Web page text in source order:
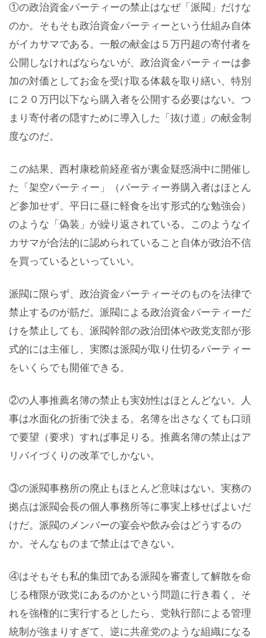
①の政治資金パーティーの禁止はなぜ「派閥」だけな
のか。そもそも政治資金パーティーという仕組み自体
がイカサマである。一般の献金は５万円超の寄付者を
公開しなければならないが、政治資金パーティーは参
加の対価としてお金を受け取る体裁を取り繕い、特別
に２０万円以下なら購入者を公開する必要はない。つ
まり寄付者の隠すために導入した「抜け道」の献金制
度なのだ。
この結果、西村康稔前経産省が裏金疑惑渦中に開催し
た「架空パーティー」（パーティー券購入者はほとん
ど参加せず、平日に昼に軽食を出す形式的な勉強会）
のような「偽装」が繰り返されている。このようなイ
カサマが合法的に認められていること自体が政治不信
を買っているといっていい。
派閥に限らず、政治資金パーティーそのものを法律で
禁止するのが筋だ。派閥による政治資金パーティーだ
けを禁止しても、派閥幹部の政治団体や政党支部が形
式的には主催し、実際は派閥が取り仕切るパーティー
をいくらでも開催できる。
②の人事推薦名簿の禁止も実効性はほとんどない。人
事は水面化の折衝で決まる。名簿を出さなくても口頭
で要望（要求）すれば事足りる。推薦名簿の禁止はア
リバイづくりの改革でしかない。
③の派閥事務所の廃止もほとんど意味はない。実務の
拠点は派閥会長の個人事務所等に事実上移せばよいだ
けだ。派閥のメンバーの宴会や飲み会はどうするの
か。そんなものまで禁止はできない。
④はそもそも私的集団である派閥を審査して解散を命
じる権限が政党にあるのかという問題に行き着く。そ
れを強権的に実行するとしたら、党執行部による管理
統制が強まりすぎて、逆に共産党のような組織になる